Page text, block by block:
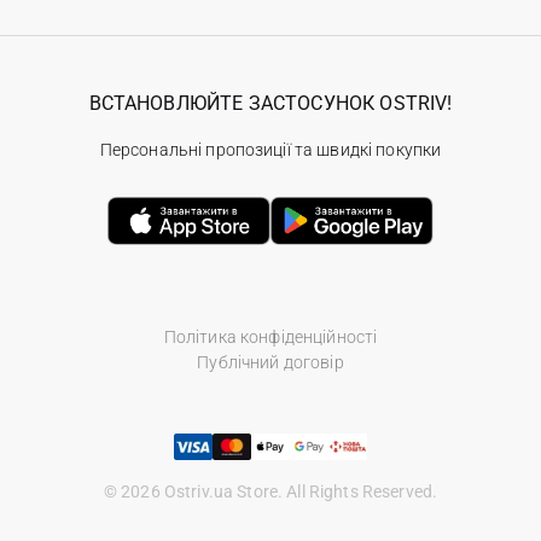
Політика конфіденційності
Публічний договір
© 2026 Ostriv.ua Store. All Rights Reserved.
ВСТАНОВЛЮЙТЕ ЗАСТОСУНОК OSTRIV!
Персональні пропозиції та швидкі покупки